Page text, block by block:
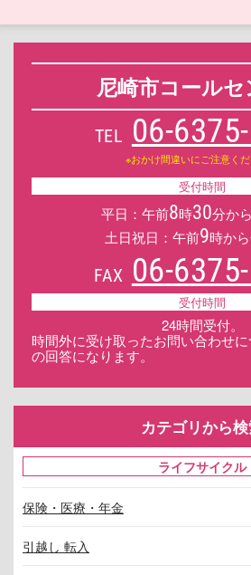
尼崎市コール
TEL 06-
※おかけ間違いにご注意くだ
受付時間
平日：午前8時30分か
土日祝日：午前9時か
FAX 06-
受付時間
24時間受付。
時間外に受け取ったお問い合わせ
の回答になります。
カテゴリから
ライフサイクル
保険・医療・年金
引越し 転入